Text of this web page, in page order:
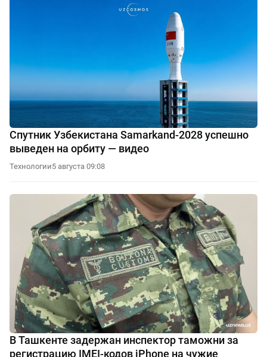
Спутник Узбекистана Samarkand-2028 успешно
выведен на орбиту — видео
Технологии5 августа 09:08
В Ташкенте задержан инспектор таможни за
регистрацию IMEI-кодов iPhone на чужие